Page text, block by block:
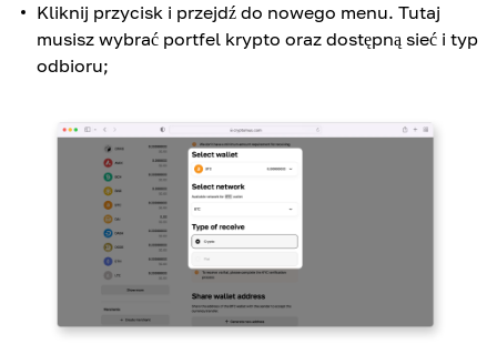
Kliknij przycisk i przejdź do nowego menu. Tutaj
musisz wybrać portfel krypto oraz dostępną sieć i typ
odbioru;